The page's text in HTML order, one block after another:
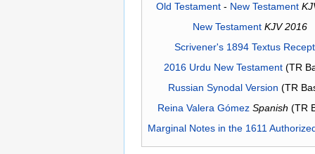
Old Testament- New Testament
New Testament KJV 2016
Scrivener's 1894 Textus
2016 Urdu New Testament(TR
Russian Synodal Version (TR
Reina Valera Gómez Spanish (TR
Marginal Notes in the 1611